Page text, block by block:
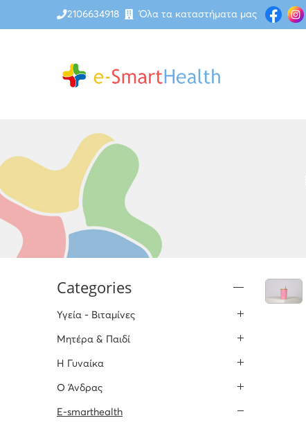
2106634918 Όλα τα καταστήματα μας
Categories
Υγεία - Βιταμίνες
Μητέρα & Παιδί
H Γυναίκα
O Άνδρας
E-smarthealth